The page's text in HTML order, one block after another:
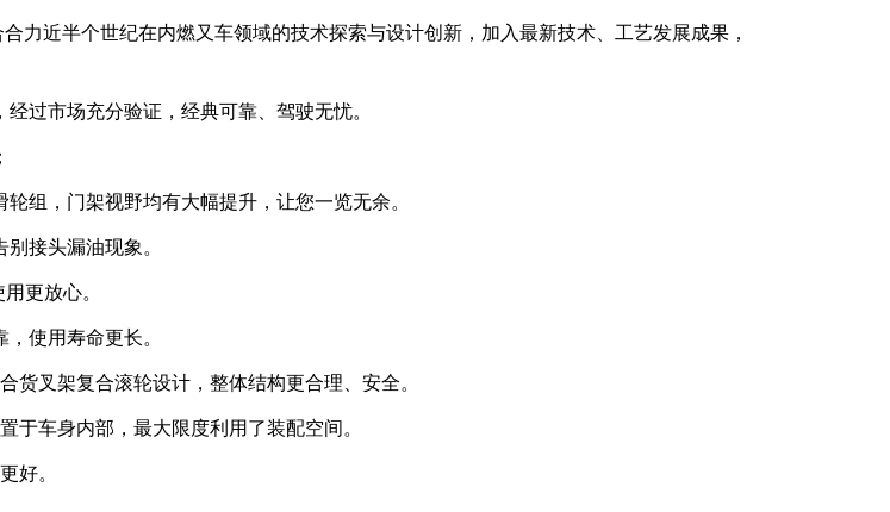
力近半个世纪在内燃又车领域的技术探索与设计创新，加入最新技术、工艺发展成果，
过市场充分验证，经典可靠、驾驶无忧。
组，门架视野均有大幅提升，让您一览无余。
接头漏油现象。
更放心。
使用寿命更长。
货叉架复合滚轮设计，整体结构更合理、安全。
于车身内部，最大限度利用了装配空间。
好。